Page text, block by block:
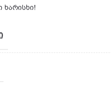
ხარისხი!